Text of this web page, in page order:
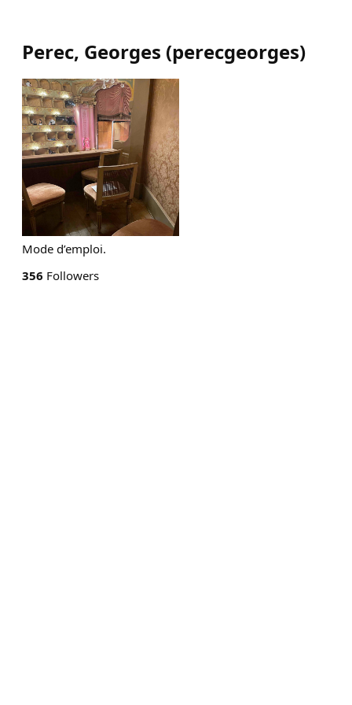
Perec, Georges (perecgeorges)
Mode d’emploi.
356 Followers